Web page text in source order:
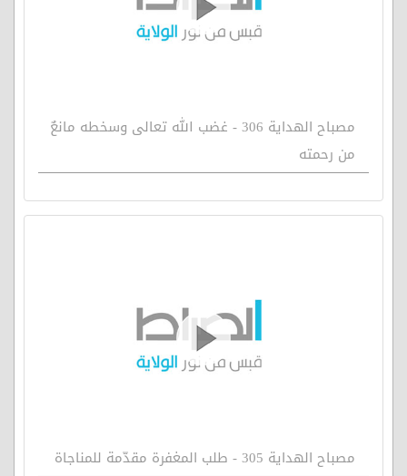
مصباح الهداية 306 - غضب الله تعالى وسخطه مانعٌ
من رحمته
مصباح الهداية 305 - طلب المغفرة مقدّمة للمناجاة